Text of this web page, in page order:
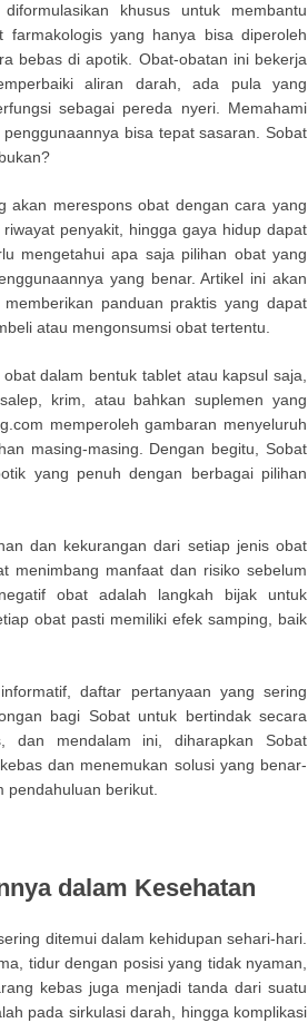
khusus untuk membantu
yang hanya bisa diperoleh
bebas di apotik. Obat-obatan ini bekerja
aliran darah, ada pula yang
sebagai pereda nyeri. Memahami
bisa tepat sasaran. Sobat
akan merespons obat dengan cara yang
penyakit, hingga gaya hidup dapat
mengetahui apa saja pilihan obat yang
yang benar. Artikel ini akan
panduan praktis yang dapat
atau mengonsumsi obat tertentu.
dalam bentuk tablet atau kapsul saja,
krim, atau bahkan suplemen yang
memperoleh gambaran menyeluruh
masing-masing. Dengan begitu, Sobat
yang penuh dengan berbagai pilihan
dan kekurangan dari setiap jenis obat
menimbang manfaat dan risiko sebelum
obat adalah langkah bijak untuk
obat pasti memiliki efek samping, baik
daftar pertanyaan yang sering
bagi Sobat untuk bertindak secara
dan mendalam ini, diharapkan Sobat
dan menemukan solusi yang benar-
pendahuluan berikut.
dalam Kesehatan
ditemui dalam kehidupan sehari-hari.
tidur dengan posisi yang tidak nyaman,
kebas juga menjadi tanda dari suatu
pada sirkulasi darah, hingga komplikasi